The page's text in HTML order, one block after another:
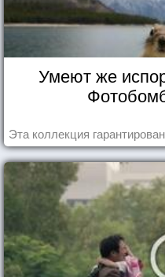
Умеют же
Эта коллекция